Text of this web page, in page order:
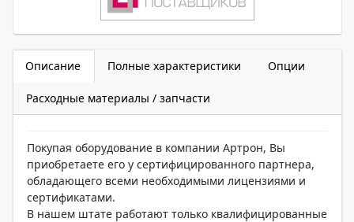
Описание Полные характеристики Опции
Расходные материалы / запчасти
Покупая оборудование в компании Артрон, Вы
приобретаете его у сертифицированного партнера,
обладающего всеми необходимыми лицензиями и
сертификатами.
В нашем штате работают только квалифицированные